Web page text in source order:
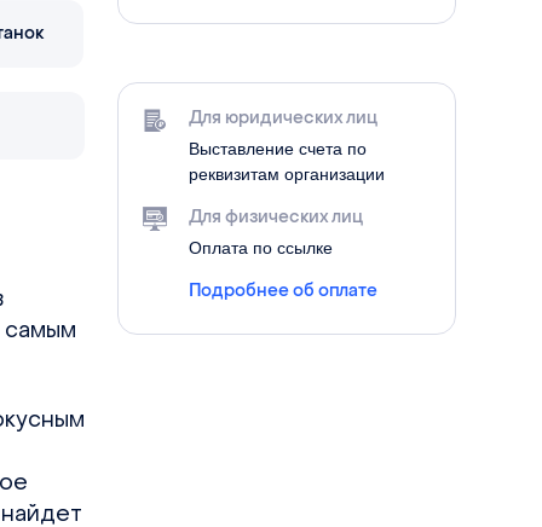
самым
Для юридических лиц
Выставление счета по
реквизитам организации
Для физических лиц
Оплата по ссылке
Подробнее об оплате